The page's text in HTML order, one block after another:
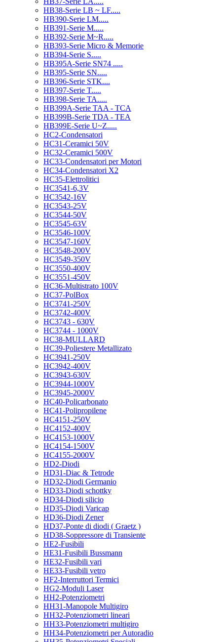
HB38-Serie LB ~ LF.....
HB390-Serie LM.....
HB391-Serie M.....
HB392-Serie M~R.....
HB393-Serie Micro & Memorie
HB394-Serie S.....
HB395A-Serie SN74 .....
HB395-Serie SN.....
HB396-Serie STK....
HB397-Serie T.....
HB398-Serie TA.....
HB399A-Serie TAA - TCA
HB399B-Serie TDA - TEA
HB399E-Serie U~Z.....
HC2-Condensatori
HC31-Ceramici 50V
HC32-Ceramici 500V
HC33-Condensatori per Motori
HC34-Condensatori X2
HC35-Elettrolitici
HC3541-6,3V
HC3542-16V
HC3543-25V
HC3544-50V
HC3545-63V
HC3546-100V
HC3547-160V
HC3548-200V
HC3549-350V
HC3550-400V
HC3551-450V
HC36-Multistrato 100V
HC37-PolBox
HC3741-250V
HC3742-400V
HC3743 - 630V
HC3744 - 1000V
HC38-MULLARD
HC39-Poliestere Metallizato
HC3941-250V
HC3942-400V
HC3943-630V
HC3944-1000V
HC3945-2000V
HC40-Policarbonato
HC41-Polipropilene
HC4151-250V
HC4152-400V
HC4153-1000V
HC4154-1500V
HC4155-2000V
HD2-Diodi
HD31-Diac & Tetrode
HD32-Diodi Germanio
HD33-Diodi schottky
HD34-Diodi silicio
HD35-Diodi Varicap
HD36-Diodi Zener
HD37-Ponte di diodi ( Graetz )
HD38-Soppressore di Transiente
HE2-Fusibili
HE31-Fusibili Bussmann
HE32-Fusibili vari
HE33-Fusibili vetro
HF2-Interruttori Termici
HG2-Moduli Laser
HH2-Potenziometri
HH31-Manopole Multigiro
HH32-Potenziometri lineari
HH33-Potenziometri multigiro
HH34-Potenziometri per Autoradio